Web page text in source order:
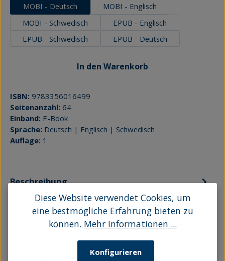
MOBI - Deutsch
MOBI - Englisch
MOBI - Schwedisch
EPUB - Englisch
EPUB - Schwedisch
EPUB - Deutsch
In den Warenkorb
ISBN: 9783356016499
Seitenanzahl: 64
Einband: E-Book
Sprache: Deutsch | Englisch | Schwedisch
Auflage: 1
Beschreibung
Greifswald ist weit mehr als ein attraktiver
Universitätsstandort nahe der vorpommerschen
Ostseeküste. Kulturelle Anregungen…Mehr
Diese Website verwendet Cookies, um
eine bestmögliche Erfahrung bieten zu
können. Mehr Informationen ...
Konfigurieren